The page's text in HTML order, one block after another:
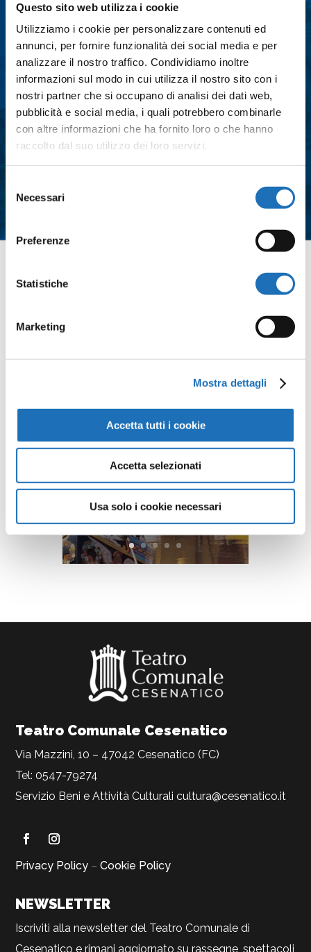
Questo sito web utilizza i cookie
Utilizziamo i cookie per personalizzare contenuti ed
annunci, per fornire funzionalità dei social media e per
analizzare il nostro traffico. Condividiamo inoltre
informazioni sul modo in cui utilizza il nostro sito con i
nostri partner che si occupano di analisi dei dati web,
pubblicità e social media, i quali potrebbero combinarle
con altre informazioni che ha fornito loro o che hanno
raccolto dal suo utilizzo dei loro servizi.
delNecessari
Preferenze
Statistiche
Marketing
Mostra dettagli
Accetta tutti i cookie
Accetta selezionati
Usa solo i cookie necessari
Messaggio *
Consenso
Acconsento al trattamento dei dati
personali e all'iscrizione alla
all'interno delle
Teatro Comunale Cesenatico
Via Mazzini, 10 – 47042 Cesenatico (FC)
Tel: 0547-79274
Servizio Beni e Attività Culturalicultura@cesenatico.it
Privacy Policy –Cookie Policy
NEWSLETTER
Iscriviti alla newsletter del Teatro Comunale di
Cesenatico e rimani aggiornato su rassegne, spettacoli